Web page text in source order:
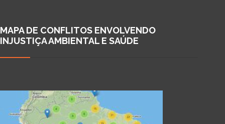
MAPA DE CONFLITOS ENVOLVENDO
INJUSTIÇA AMBIENTAL E SAÚDE